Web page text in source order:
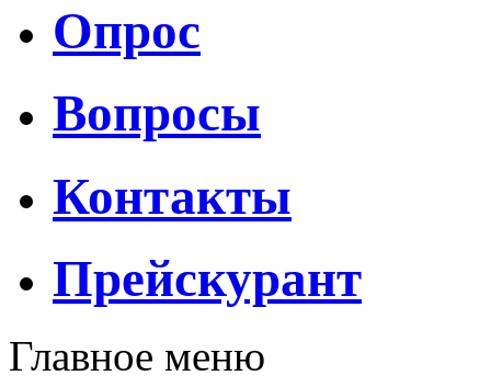
Опрос
Вопросы
Контакты
Прейскурант
Главное меню